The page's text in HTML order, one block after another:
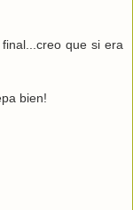
que si era
bien!